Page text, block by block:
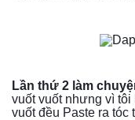
Lần thứ 2 làm
vuốt vuốt nhưng vì tôi
vuốt đều Paste ra tóc